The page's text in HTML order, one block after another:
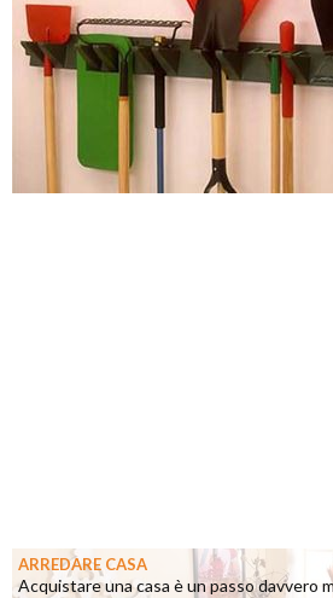
ARREDARE CASA
Acquistare una casa è un passo davvero